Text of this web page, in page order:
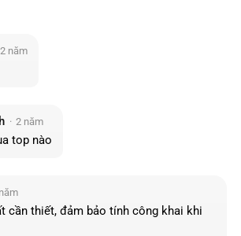
2 năm
2 năm
top nào
cần thiết, đảm bảo tính công khai khi